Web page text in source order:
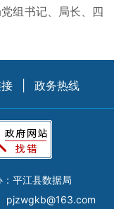
组书记、局长、四
政务热线
：平江县数据局
pjzwgkb@163.com